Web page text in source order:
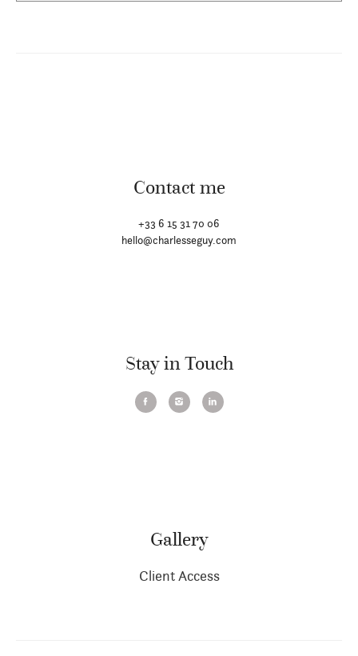
Contact me
+33 6 15 31 70 06
hello@charlesseguy.com
Stay in Touch
Gallery
Client Access